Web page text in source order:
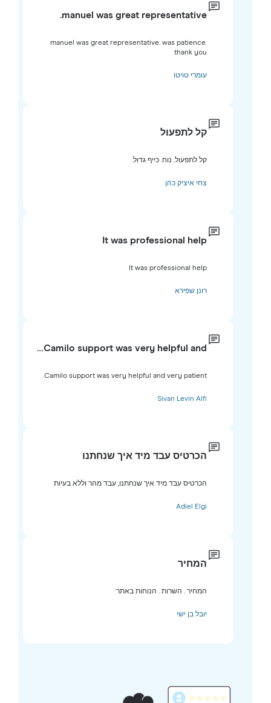
manuel was great representative.
manuel was great representative. was patience.
thank you
עומרי טויטו
קל לתפעול
קל לתפעול. נוח. כייף גדול.
צחי איציק כהן
It was professional help
It was professional help
רונן שפירא
Camilo support was very helpful and…
Camilo support was very helpful and very patient.
Sivan Levin Alfi
הכרטיס עבד מיד איך שנחתנו
הכרטיס עבד מיד איך שנחתנו, עבד מהר וללא בעיות
Adiel Elgi
המחיר
המחיר . השרות . הנוחות באתר
יובל בן ישי